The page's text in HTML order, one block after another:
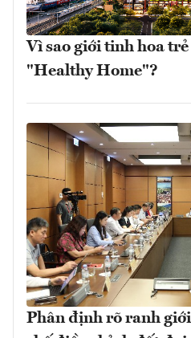
Vì sao giới tinh hoa
"Healthy Home"?
Phân định rõ ranh